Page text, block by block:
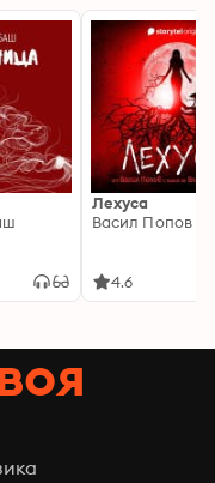
Лехуса
Васил Попов
4.6